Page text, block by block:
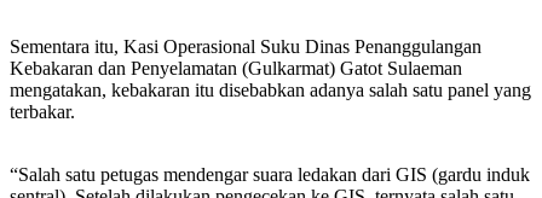
Sementara itu, Kasi Operasional Suku Dinas Penanggulangan
Kebakaran dan Penyelamatan (Gulkarmat) Gatot Sulaeman
mengatakan, kebakaran itu disebabkan adanya salah satu panel yang
terbakar.
“Salah satu petugas mendengar suara ledakan dari GIS (gardu induk